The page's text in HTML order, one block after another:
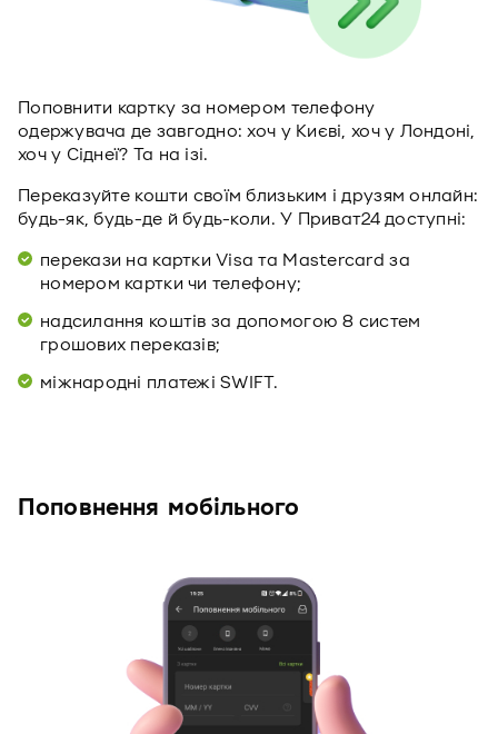
Поповнити картку за номером телефону
одержувача де завгодно: хоч у Києві, хоч у Лондоні,
хоч у Сіднеї? Та на ізі.
Переказуйте кошти своїм близьким і друзям онлайн:
будь-як, будь-де й будь-коли. У Приват24 доступні:
перекази на картки Visa та Mastercard за
номером картки чи телефону;
надсилання коштів за допомогою 8 систем
грошових переказів;
міжнародні платежі SWIFT.
Поповнення мобільного